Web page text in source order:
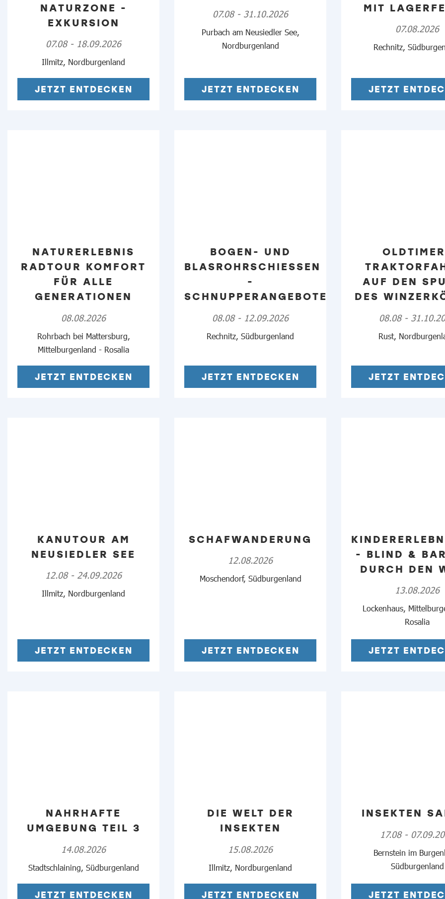
NATURZONE -
EXKURSION
07.08 - 18.09.2026
Illmitz, Nordburgenland
JETZT ENTDECKEN
07.08 - 31.10.2026
Purbach am Neusiedler See,
Nordburgenland
JETZT ENTDECKEN
MIT
07.08.2026
Rechnitz,
JETZT
NATURERLEBNIS
RADTOUR KOMFORT
FÜR ALLE
GENERATIONEN
08.08.2026
Rohrbach bei Mattersburg,
Mittelburgenland - Rosalia
JETZT ENTDECKEN
BOGEN- UND
BLASROHRSCHIESSEN
-
SCHNUPPERANGEBOTE
08.08 - 12.09.2026
Rechnitz, Südburgenland
JETZT ENTDECKEN
AUF DEN
DES
08.08 -
Rust,
JETZT
KANUTOUR AM
NEUSIEDLER SEE
12.08 - 24.09.2026
Illmitz, Nordburgenland
JETZT ENTDECKEN
SCHAFWANDERUNG
12.08.2026
Moschendorf, Südburgenland
JETZT ENTDECKEN
- BLIND &
URCH DEN
13.08.2026
Lockenhaus,
Rosalia
JETZT
NAHRHAFTE
UMGEBUNG TEIL 3
14.08.2026
Stadtschlaining, Südburgenland
JETZT ENTDECKEN
DIE WELT DER
INSEKTEN
15.08.2026
Illmitz, Nordburgenland
JETZT ENTDECKEN
INSEKTEN
17.08 -
Bernstein im
Südburgenland
JETZT